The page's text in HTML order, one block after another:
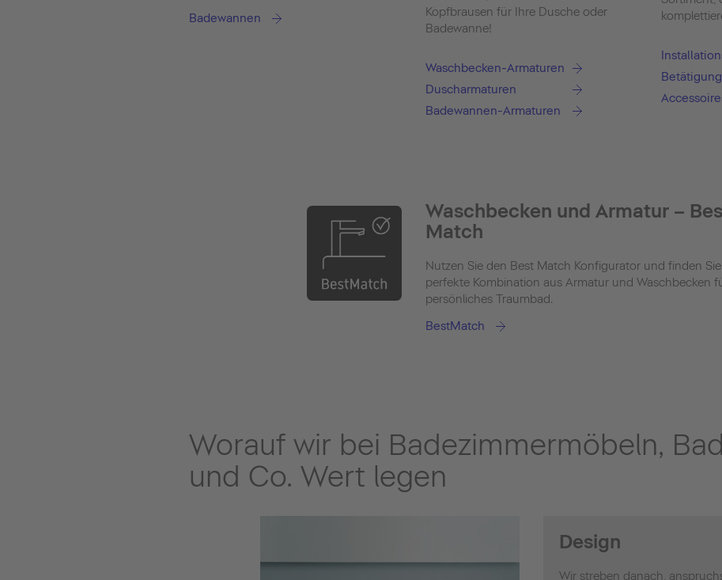
Badewannen
Kopfbrausen für Ihre Dusche oder
Badewanne!
Waschbecken-Armaturen
Duscharmaturen
Badewannen-Armaturen
Waschbecken und Armatur –
Match
Nutzen Sie den Best Match Konfigurator und finden
perfekte Kombination aus Armatur und Waschbecken
persönliches Traumbad.
BestMatch
Worauf wir bei Badezimmermöbeln,
und Co. Wert legen
Design
Wir streben danach,